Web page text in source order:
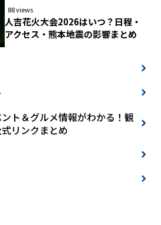
88 views
人吉花火大会2026はいつ？日程・
アクセス・熊本地震の影響まとめ
ント＆グルメ情報がわかる！観
リンクまとめ